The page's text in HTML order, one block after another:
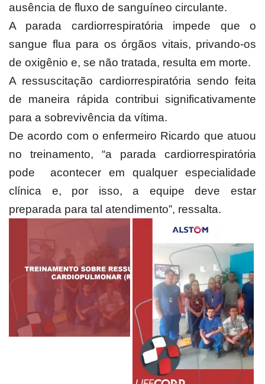
ausência de fluxo de sanguíneo circulante.
A parada cardiorrespiratória impede que o
sangue flua para os órgãos vitais, privando-os
de oxigênio e, se não tratada, resulta em morte.
A ressuscitação cardiorrespiratória sendo feita
de maneira rápida contribui significativamente
para a sobrevivência da vítima.
De acordo com o enfermeiro Ricardo que atuou
no treinamento, “a parada cardiorrespiratória
pode acontecer em qualquer especialidade
clínica e, por isso, a equipe deve estar
preparada para tal atendimento”, ressalta.